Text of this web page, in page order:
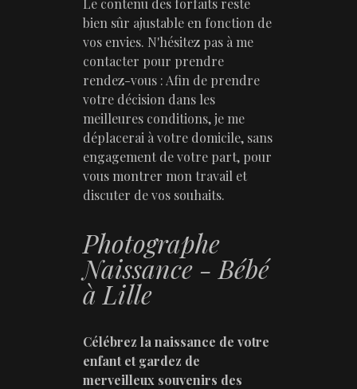
Le contenu des forfaits reste
bien sûr ajustable en fonction de
vos envies. N'hésitez pas à me
contacter pour prendre
rendez-vous : Afin de prendre
votre décision dans les
meilleures conditions, je me
déplacerai à votre domicile, sans
engagement de votre part, pour
vous montrer mon travail et
discuter de vos souhaits.
Photographe
Naissance - Bébé
à Lille
Célébrez la naissance de votre
enfant et gardez de
merveilleux souvenirs des